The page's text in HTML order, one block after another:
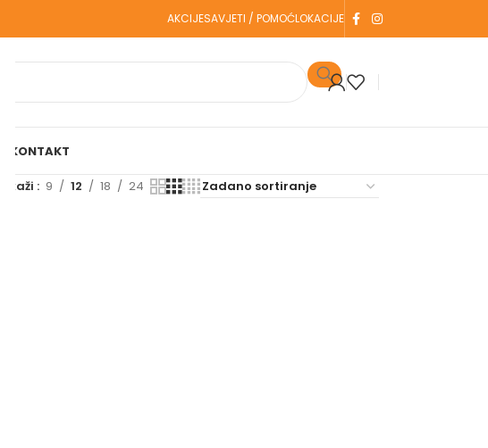
AKCIJESAVJETI / POMOĆLOKACIJE
KONTAKT
Prikaži 9 12 18 24